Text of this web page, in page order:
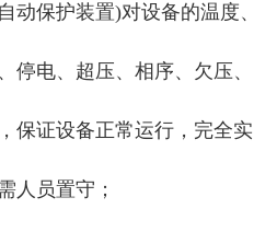
动保护装置)对设备的温度、
停电、超压、相序、欠压、
保证设备正常运行，完全实
人员置守；